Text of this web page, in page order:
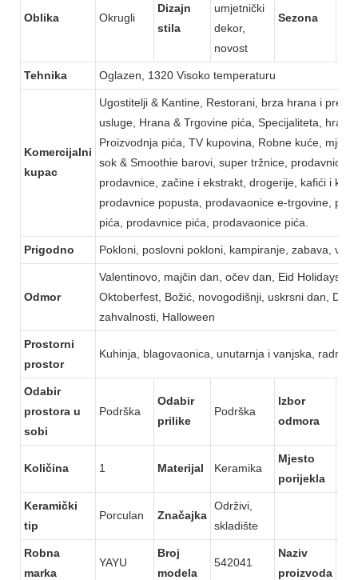
Oblika Okrugli
Dizajn
stila
umjetnički
dekor,
novost
Sezona
Tehnika Oglazen, 1320 Visoko temperaturu
Komercijalni
kupac
Ugostitelji & Kantine, Restorani, brza hrana i
usluge, Hrana & Trgovine pića, Specijaliteta, hrana
Proizvodnja pića, TV kupovina, Robne kuće,
sok & Smoothie barovi, super tržnice, prodavnice,
prodavnice, začine i ekstrakt, drogerije, kafići i
prodavnice popusta, prodavaonice e-trgovine,
pića, prodavnice pića, prodavaonice pića.
Prigodno Pokloni, poslovni pokloni, kampiranje, zabava,
Odmor
Valentinovo, majčin dan, očev dan, Eid Holidays,
Oktoberfest, Božić, novogodišnji, uskrsni dan, Dan
zahvalnosti, Halloween
Prostorni
prostor
Kuhinja, blagovaonica, unutarnja i vanjska, radna
Odabir
prostora u
sobi
Podrška
Odabir
prilike
Podrška
Izbor
odmora
Količina 1 Materijal Keramika
Mjesto
porijekla
Keramički
tip
Porculan Značajka
Održivi, ​​
skladište
Robna
marka
YAYU
Broj
modela
542041
Naziv
proizvoda